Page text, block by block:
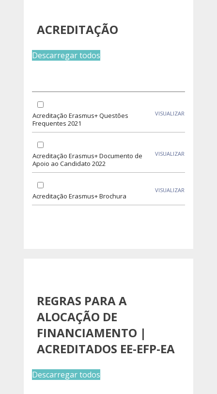
ACREDITAÇÃO
Descarregar todos
Acreditação Erasmus+ Questões
Frequentes 2021
VISUALIZAR
Acreditação Erasmus+ Documento de
Apoio ao Candidato 2022
VISUALIZAR
Acreditação Erasmus+ Brochura
VISUALIZAR
REGRAS PARA A
ALOCAÇÃO DE
FINANCIAMENTO |
ACREDITADOS EE-EFP-EA
Descarregar todos